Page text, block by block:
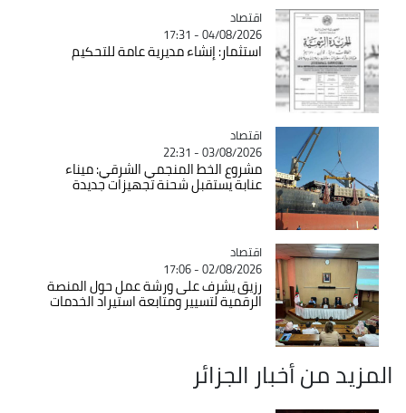
Catégorie
اقتصاد
04/08/2026 - 17:31
استثمار: إنشاء مديرية عامة للتحكيم
Catégorie
اقتصاد
03/08/2026 - 22:31
مشروع الخط المنجمي الشرقي: ميناء
عنابة يستقبل شحنة تجهيزات جديدة
Catégorie
اقتصاد
02/08/2026 - 17:06
رزيق يشرف على ورشة عمل حول المنصة
الرقمية لتسيير ومتابعة استيراد الخدمات
المزيد من أخبار الجزائر